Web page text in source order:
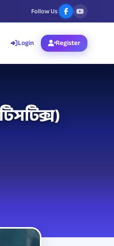
Follow Us
Login Register